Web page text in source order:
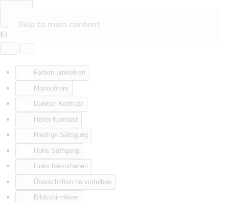
Eingabehilfen öffnen
Farben umkehren
Monochrom
Dunkler Kontrast
Heller Kontrast
Niedrige Sättigung
Hohe Sättigung
Links hervorheben
Überschriften hervorheben
Bildschirmleser
Skip to main content